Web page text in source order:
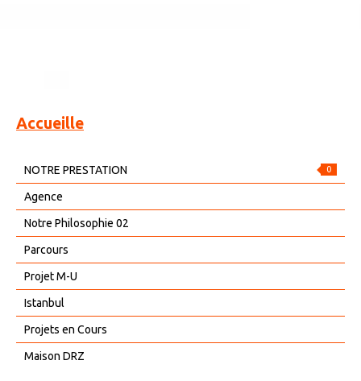
Accueille
NOTRE PRESTATION 0
Agence
Notre Philosophie 02
Parcours
Projet M-U
Istanbul
Projets en Cours
Maison DRZ